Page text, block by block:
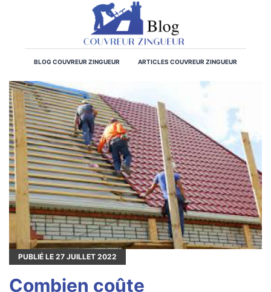
BLOG COUVREUR ZINGUEUR ARTICLES COUVREUR ZINGUEUR
PUBLIÉ LE 27 JUILLET 2022
Combien coûte